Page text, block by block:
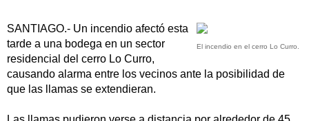
El incendio en el cerro Lo Curro.
SANTIAGO.- Un incendio afectó esta
tarde a una bodega en un sector
residencial del cerro Lo Curro,
causando alarma entre los vecinos ante la posibilidad de
que las llamas se extendieran.